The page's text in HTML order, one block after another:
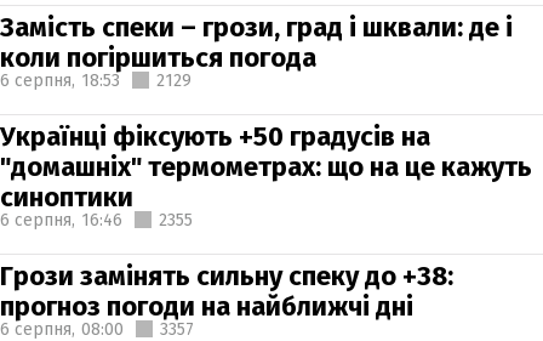
Замість спеки – грози, град і шквали: де і
коли погіршиться погода
6 серпня, 18:53 2129
Українці фіксують +50 градусів на
"домашніх" термометрах: що на це кажуть
синоптики
6 серпня, 16:46 2355
Грози замінять сильну спеку до +38:
прогноз погоди на найближчі дні
6 серпня, 08:00 3357